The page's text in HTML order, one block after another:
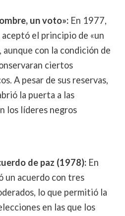
un voto»:En 1977,
el principio de «un
aunque con la condición de
ciertos
A pesar de sus reservas,
la puerta a las
los líderes negros
de paz (1978):En
un acuerdo con tres
lo que permitió la
en las que los